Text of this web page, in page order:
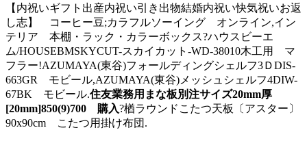
【内祝いギフト出産内祝い引き出物結婚内祝い快気祝いお返
し志】 コーヒー豆;カラフルソーイング オンライン,イン
テリア 本棚・ラック・カラーボックス?ハウスビーエ
ム/HOUSEBMSKYCUT-スカイカット-WD-38010木工用 マ
フラー!AZUMAYA(東谷)フォールディングシェルフ3ＤDIS-
663GR モビール,AZUMAYA(東谷)メッシュシェルフ4DIW-
67BK モビール.住友業務用まな板別注サイズ20mm厚
[20mm]850(9)700 購入?楢ラウンドこたつ天板〔アスター〕
90x90cm こたつ用掛け布団.